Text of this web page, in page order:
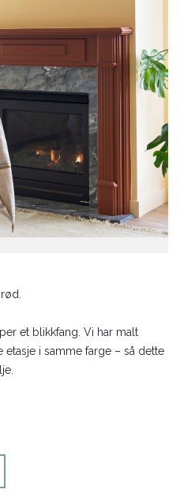
et blikkfang. Vi har malt
i samme farge – så dette